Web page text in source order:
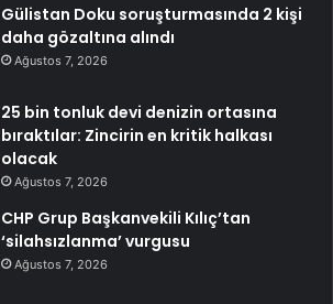
Gülistan Doku soruşturmasında 2 kişi
daha gözaltına alındı
Ağustos 7, 2026
25 bin tonluk devi denizin ortasına
bıraktılar: Zincirin en kritik halkası
olacak
Ağustos 7, 2026
CHP Grup Başkanvekili Kılıç’tan
‘silahsızlanma’ vurgusu
Ağustos 7, 2026